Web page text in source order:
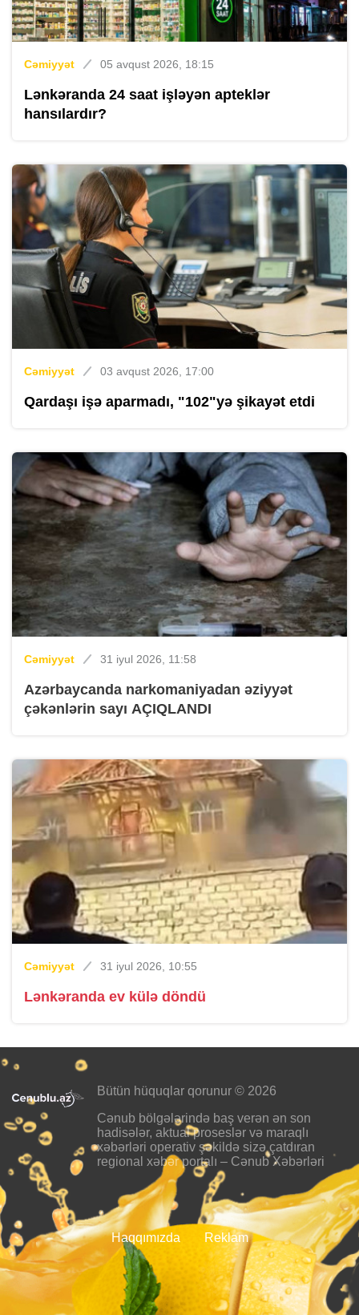
Cəmiyyət 05 avqust 2026, 18:15
Lənkəranda 24 saat işləyən apteklər
hansılardır?
Cəmiyyət 03 avqust 2026, 17:00
Qardaşı işə aparmadı, "102"yə şikayət etdi
Cəmiyyət 31 iyul 2026, 11:58
Azərbaycanda narkomaniyadan əziyyət
çəkənlərin sayı AÇIQLANDI
Cəmiyyət 31 iyul 2026, 10:55
Lənkəranda ev külə döndü
Bütün hüquqlar qorunur © 2026
Cənub bölgələrində baş verən ən son
hadisələr, aktual proseslər və maraqlı
xəbərləri operativ şəkildə sizə çatdıran
regional xəbər portalı – Cənub Xəbərləri
Haqqımızda Reklam